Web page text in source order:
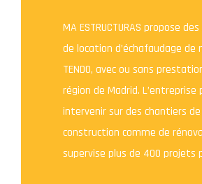
MA ESTRUCTURAS propose
de location d’échafaudage de
TENDO, avec ou sans
région de Madrid. L’entreprise
intervenir sur des chantiers de
construction comme de
supervise plus de 400 projets